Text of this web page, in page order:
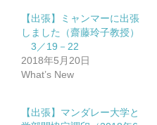
【出張】ミャンマーに出張
しました（齋藤玲子教授）
3／19－22
2018年5月20日
What’s New
【出張】マンダレー大学と